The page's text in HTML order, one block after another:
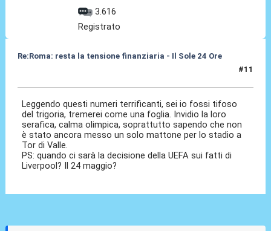
3.616
Registrato
Re:Roma: resta la tensione finanziaria - Il Sole 24 Ore
#11
Leggendo questi numeri terrificanti, sei io fossi tifoso
del trigoria, tremerei come una foglia. Invidio la loro
serafica, calma olimpica, soprattutto sapendo che non
è stato ancora messo un solo mattone per lo stadio a
Tor di Valle.
PS: quando ci sarà la decisione della UEFA sui fatti di
Liverpool? Il 24 maggio?